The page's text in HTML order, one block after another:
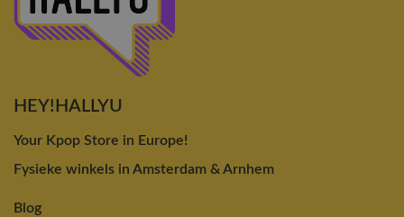
HEY!HALLYU
Your Kpop Store in Europe!
Fysieke winkels in Amsterdam & Arnhem
Blog